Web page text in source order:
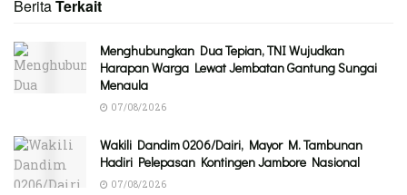
BeritaTerkait
Menghubungkan Dua Tepian, TNI Wujudkan
Harapan Warga Lewat Jembatan Gantung Sungai
Menaula
07/08/2026
Wakili Dandim 0206/Dairi, Mayor M. Tambunan
Hadiri Pelepasan Kontingen Jambore Nasional
07/08/2026